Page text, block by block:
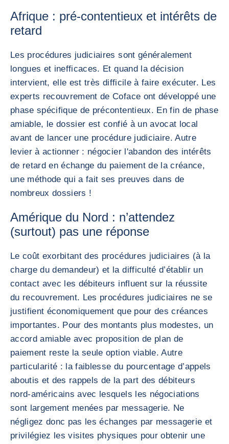
Afrique : pré-contentieux et intérêts de
retard
Les procédures judiciaires sont généralement
longues et inefficaces. Et quand la décision
intervient, elle est très difficile à faire exécuter. Les
experts recouvrement de Coface ont développé une
phase spécifique de précontentieux. En fin de phase
amiable, le dossier est confié à un avocat local
avant de lancer une procédure judiciaire. Autre
levier à actionner : négocier l'abandon des intérêts
de retard en échange du paiement de la créance,
une méthode qui a fait ses preuves dans de
nombreux dossiers !
Amérique du Nord : n’attendez
(surtout) pas une réponse
Le coût exorbitant des procédures judiciaires (à la
charge du demandeur) et la difficulté d’établir un
contact avec les débiteurs influent sur la réussite
du recouvrement. Les procédures judiciaires ne se
justifient économiquement que pour des créances
importantes. Pour des montants plus modestes, un
accord amiable avec proposition de plan de
paiement reste la seule option viable. Autre
particularité : la faiblesse du pourcentage d’appels
aboutis et des rappels de la part des débiteurs
nord-américains avec lesquels les négociations
sont largement menées par messagerie. Ne
négligez donc pas les échanges par messagerie et
privilégiez les visites physiques pour obtenir une